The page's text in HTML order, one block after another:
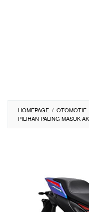
HOMEPAGE / OTOMOTIF
PILIHAN PALING MASUK